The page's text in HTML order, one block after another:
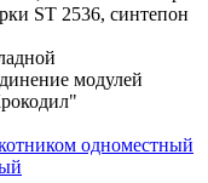
ST 2536, синтепон
модулей
одноместный